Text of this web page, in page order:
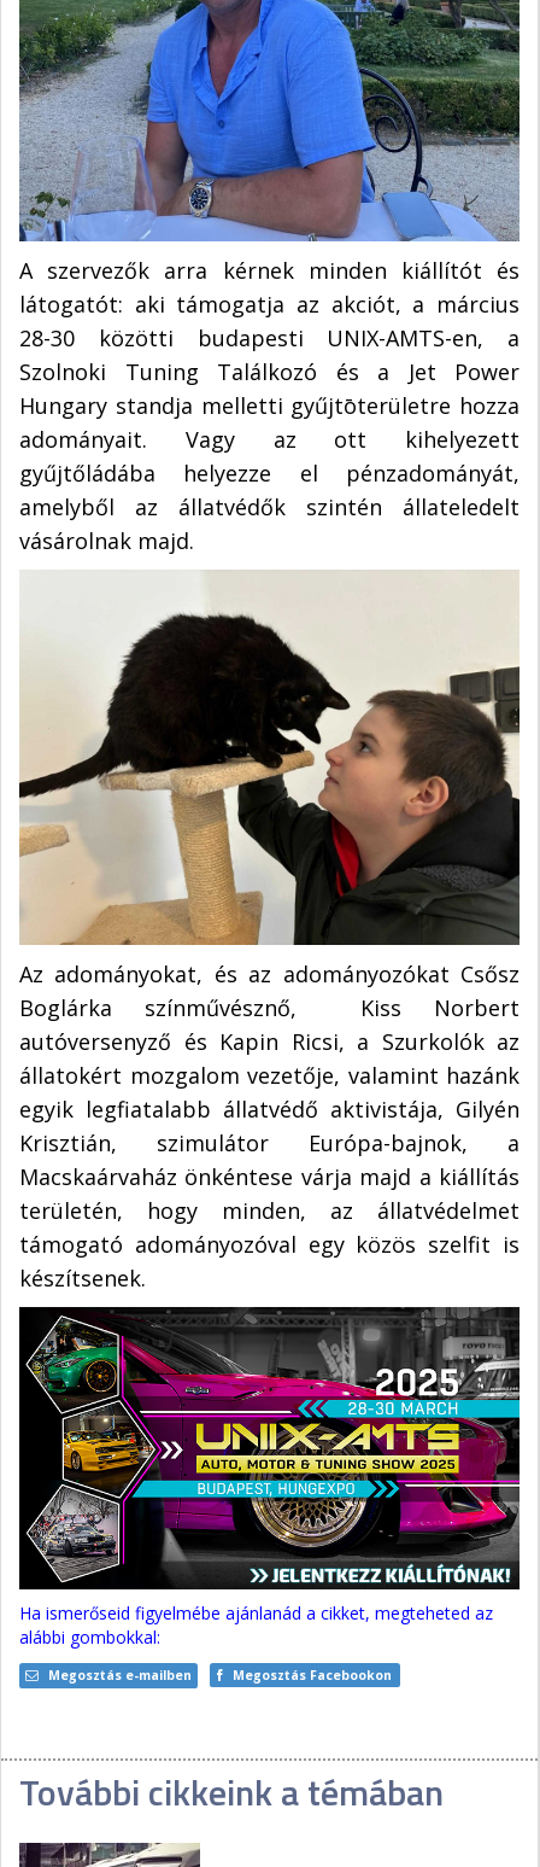
A szervezők arra kérnek minden kiállítót és
látogatót: aki támogatja az akciót, a március
28-30 közötti budapesti UNIX-AMTS-en, a
Szolnoki Tuning Találkozó és a Jet Power
Hungary standja melletti gyűjtōterületre hozza
adományait. Vagy az ott kihelyezett
gyűjtőládába helyezze el pénzadományát,
amelyből az állatvédők szintén állateledelt
vásárolnak majd.
Az adományokat, és az adományozókat Csősz
Boglárka színművésznő, Kiss Norbert
autóversenyző és Kapin Ricsi, a Szurkolók az
állatokért mozgalom vezetője, valamint hazánk
egyik legfiatalabb állatvédő aktivistája, Gilyén
Krisztián, szimulátor Európa-bajnok, a
Macskaárvaház önkéntese várja majd a kiállítás
területén, hogy minden, az állatvédelmet
támogató adományozóval egy közös szelfit is
készítsenek.
Ha ismerőseid figyelmébe ajánlanád a cikket, megteheted az
alábbi gombokkal:
Megosztás e-mailben Megosztás Facebookon
További cikkeink a témában